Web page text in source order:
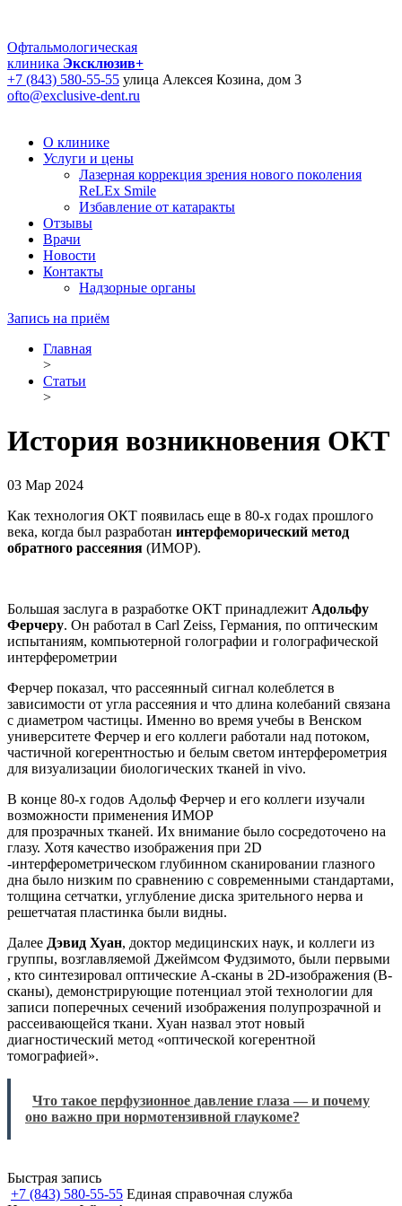
Офтальмологическая
клиника Эксклюзив+
+7 (843) 580-55-55 улица Алексея Козина, дом 3
ofto@exclusive-dent.ru
О клинике
Услуги и цены
Лазерная коррекция зрения нового поколения
ReLEx Smile
Избавление от катаракты
Отзывы
Врачи
Новости
Контакты
Надзорные органы
Запись на приём
Главная
>
Статьи
>
История возникновения ОКТ
03 Мар 2024
Как технология ОКТ появилась еще в 80-х годах прошлого
века, когда был разработан интерфеморический метод
обратного рассеяния (ИМОР).
Большая заслуга в разработке ОКТ принадлежит Адольфу
Ферчеру. Он работал в Carl Zeiss, Германия, по оптическим
испытаниям, компьютерной голографии и голографической
интерферометрии
Ферчер показал, что рассеянный сигнал колеблется в
зависимости от угла рассеяния и что длина колебаний связана
с диаметром частицы. Именно во время учебы в Венском
университете Ферчер и его коллеги работали над потоком,
частичной когерентностью и белым светом интерферометрия
для визуализации биологических тканей in vivo.
В конце 80-х годов Адольф Ферчер и его коллеги изучали
возможности применения ИМОР
для прозрачных тканей. Их внимание было сосредоточено на
глазу. Хотя качество изображения при 2D
-интерферометрическом глубинном сканировании глазного
дна было низким по сравнению с современными стандартами,
толщина сетчатки, углубление диска зрительного нерва и
решетчатая пластинка были видны.
Далее Дэвид Хуан, доктор медицинских наук, и коллеги из
группы, возглавляемой Джеймсом Фудзимото, были первыми
, кто синтезировал оптические A-сканы в 2D-изображения (B-
сканы), демонстрирующие потенциал этой технологии для
записи поперечных сечений изображения полупрозрачной и
рассеивающейся ткани. Хуан назвал этот новый
диагностический метод «оптической когерентной
томографией».
Что такое перфузионное давление глаза — и почему
оно важно при нормотензивной глаукоме?
Быстрая запись
+7 (843) 580-55-55 Единая справочная служба